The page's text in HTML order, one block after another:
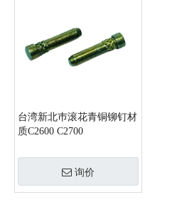
台湾新北巿滚花青铜铆钉材
质C2600 C2700
询价